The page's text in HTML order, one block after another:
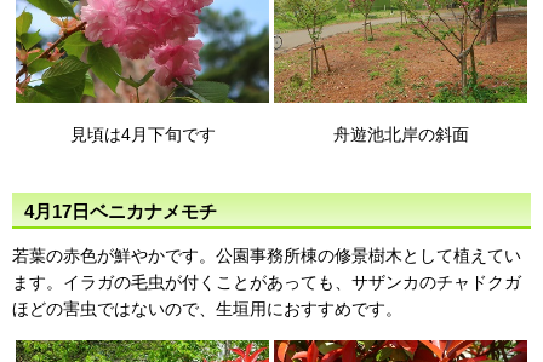
見頃は4月下旬です 舟遊池北岸の斜面
4月17日ベニカナメモチ
若葉の赤色が鮮やかです。公園事務所棟の修景樹木として植えてい
ます。イラガの毛虫が付くことがあっても、サザンカのチャドクガ
ほどの害虫ではないので、生垣用におすすめです。